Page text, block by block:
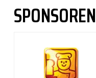
SPONSOREN